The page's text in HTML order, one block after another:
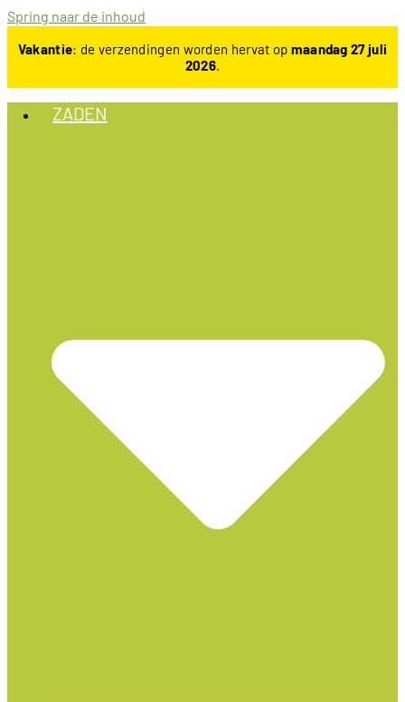
Spring naar de inhoud
Vakantie: de verzendingen worden hervat op maandag 27 juli
2026.
ZADEN